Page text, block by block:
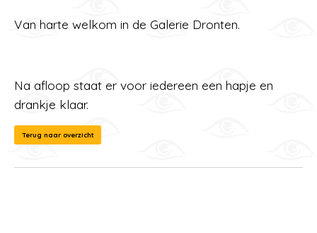
Van harte welkom in de Galerie Dronten.
Na afloop staat er voor iedereen een hapje en
drankje klaar.
Terug naar overzicht